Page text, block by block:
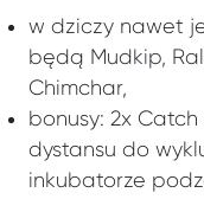
w dziczy nawet
będą Mudkip,
Chimchar,
bonusy: 2x Catch
dystansu do
inkubatorze